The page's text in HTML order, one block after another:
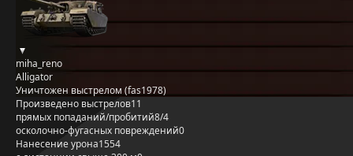
miha_reno
Alligator
Уничтожен выстрелом (fas1978)
Произведено выстрелов11
прямых попаданий/пробитий8/4
осколочно-фугасных повреждений0
Нанесение урона1554